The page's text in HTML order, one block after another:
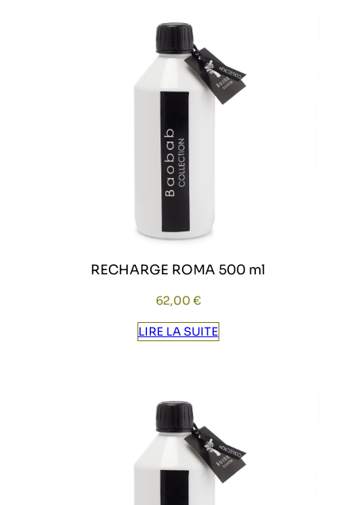
RECHARGE ROMA 500 ml
62,00 €
LIRE LA SUITE